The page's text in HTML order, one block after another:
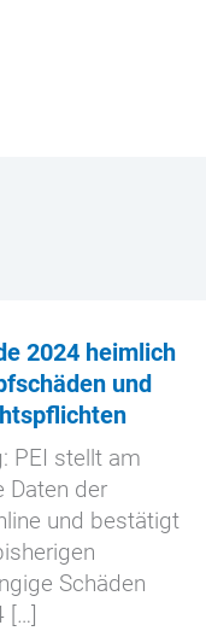
2024 heimlich
und
PEI stellt am
Daten der
und bestätigt
Schäden
[…]